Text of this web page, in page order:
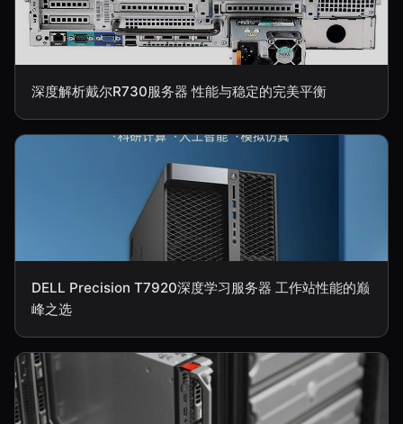
深度解析戴尔R730服务器 性能与稳定的完美平衡
DELL Precision T7920深度学习服务器 工作站性能的巅
峰之选